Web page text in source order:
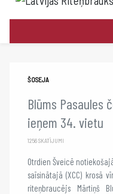
ŠOSEJA
Blūms Pasaules
ieņem 34. vietu
1256 SKATĪJUMI
Otrdien Šveicē
saīsinātajā (XCC) krosā
riteņbraucējs Mārtiņš